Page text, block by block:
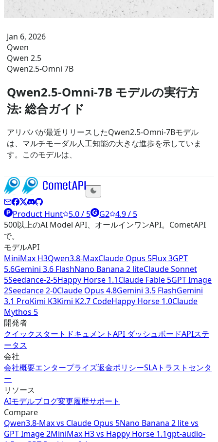
Jan 6, 2026
Qwen
Qwen 2.5
Qwen2.5-Omni 7B
Qwen2.5-Omni-7B モデルの実行方
法: 総合ガイド
アリババが最近リリースしたQwen2.5-Omni-7Bモデル
は、マルチモーダル人工知能の大きな進歩を示していま
す。このモデルは、
Product Hunt 5.0 / 5 G2 4.9 / 5
500以上のAI Model API、オールインワンAPI。CometAPI
で。
モデルAPI
MiniMax H3Qwen3.8-MaxClaude Opus 5Flux 3GPT
5.6Gemini 3.6 FlashNano Banana 2 liteClaude Sonnet
5Seedance-2-5Happy Horse 1.1Claude Fable 5GPT Image
2Seedance 2-0Claude Opus 4.8Gemini 3.5 FlashGemini
3.1 ProKimi K3Kimi K2.7 CodeHappy Horse 1.0Claude
Mythos 5
開発者
クイックスタート ドキュメントAPI ダッシュボードAPIステ
ータス
会社
会社概要エンタープライズ返金ポリシーSLA トラストセンタ
ー
リソース
AIモデルブログ変更履歴サポート
Compare
Qwen3.8-Maxvs Claude Opus 5Nano Banana 2 litevs
GPT Image 2MiniMax H3vs Happy Horse 1.1gpt-audio-